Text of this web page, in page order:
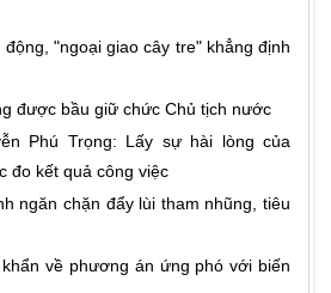
"ngoại giao cây tre" khẳng định
được bầu giữ chức Chủ tịch nước
Phú Trọng: Lấy sự hài lòng của
đo kết quả công việc
ngăn chặn đẩy lùi tham nhũng, tiêu
về phương án ứng phó với biến